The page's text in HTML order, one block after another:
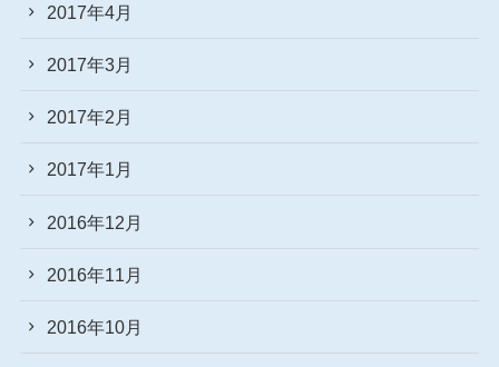
2017年4月
2017年3月
2017年2月
2017年1月
2016年12月
2016年11月
2016年10月